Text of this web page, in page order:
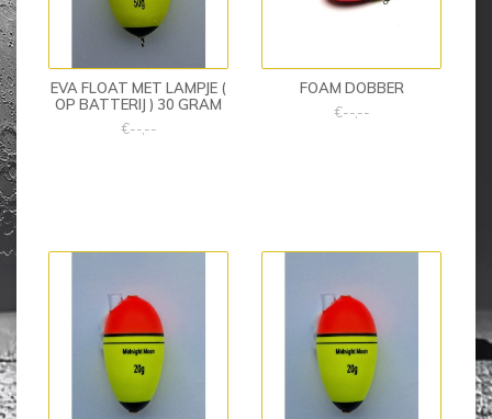
EVA FLOAT MET LAMPJE (
OP BATTERIJ ) 30 GRAM
€--,--
FOAM DOBBER
€--,--